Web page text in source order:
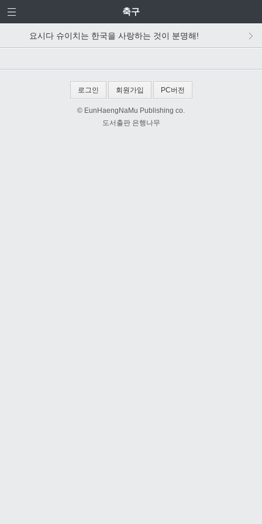
축구
요시다 슈이치는 한국을 사랑하는 것이 분명해!
로그인 회원가입 PC버전
© EunHaengNaMu Publishing co.
도서출판 은행나무